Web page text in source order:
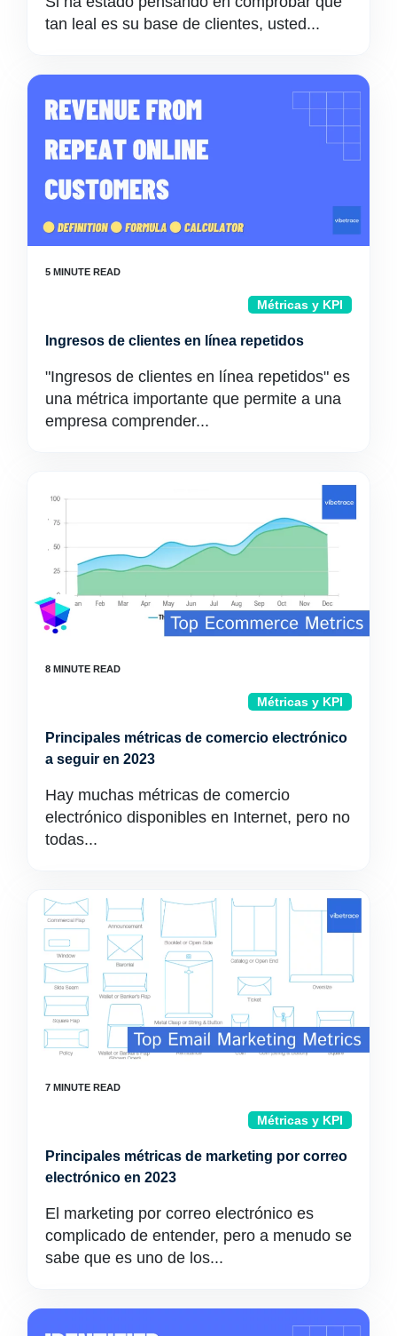
tan leal es su base de clientes, usted...
Métricas y KPI
Ingresos de clientes en línea repetidos
"Ingresos de clientes en línea repetidos" es
una métrica importante que permite a una
empresa comprender...
Métricas y KPI
Principales métricas de comercio electrónico
a seguir en 2023
Hay muchas métricas de comercio
electrónico disponibles en Internet, pero no
todas...
Métricas y KPI
Principales métricas de marketing por correo
electrónico en 2023
El marketing por correo electrónico es
complicado de entender, pero a menudo se
sabe que es uno de los...